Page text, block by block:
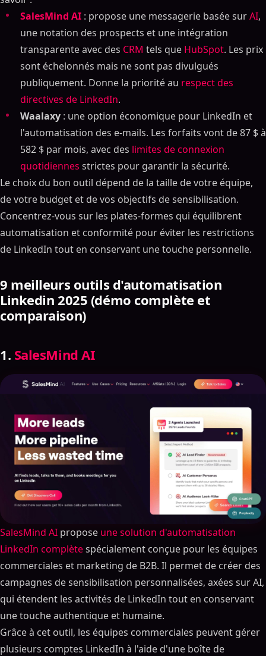
SalesMind AI : propose une messagerie basée surAI,
une notation des prospects et une intégration
transparente avec des CRM tels que HubSpot. Les prix
sont échelonnés mais ne sont pas divulgués
publiquement. Donne la priorité au respect des
directives de LinkedIn.
Waalaxy : une option économique pour LinkedIn et
l'automatisation des e-mails. Les forfaits vont de 87 $ à
582 $ par mois, avec des limites de connexion
quotidiennes strictes pour garantir la sécurité.
Le choix du bon outil dépend de la taille de votre équipe,
de votre budget et de vos objectifs de sensibilisation.
Concentrez-vous sur les plates-formes qui équilibrent
automatisation et conformité pour éviter les restrictions
de LinkedIn tout en conservant une touche personnelle.
9 meilleurs outils d'automatisation
Linkedin 2025 (démo complète et
comparaison)
1. SalesMind AI
SalesMind AI propose une solution d'automatisation
LinkedIn complètespécialement conçue pour les équipes
commerciales et marketing de B2B. Il permet de créer des
campagnes de sensibilisation personnalisées, axées sur AI,
qui étendent les activités de LinkedIn tout en conservant
une touche authentique et humaine.
Grâce à cet outil, les équipes commerciales peuvent gérer
plusieurs comptes LinkedIn à l'aide d'une boîte de